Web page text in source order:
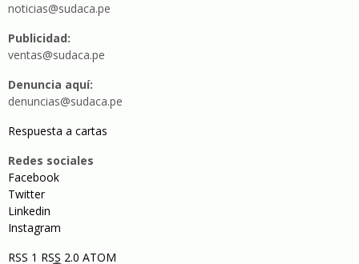
noticias@sudaca.pe
Publicidad:
ventas@sudaca.pe
Denuncia aquí:
denuncias@sudaca.pe
Respuesta a cartas
Redes sociales
Facebook
Twitter
Linkedin
Instagram
RSS 1 RSS 2.0 ATOM